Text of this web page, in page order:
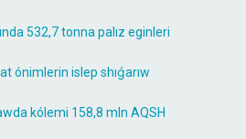
532,7 tonna palız eginleri
ónimlerin islep shıǵarıw
kólemi 158,8 mln AQSH